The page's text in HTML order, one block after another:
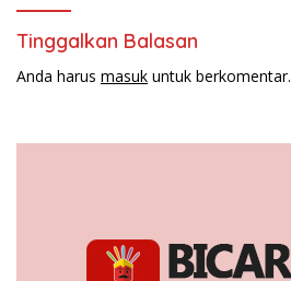
Tinggalkan Balasan
Anda harus masuk untuk berkomentar.